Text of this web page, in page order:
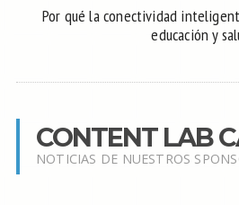
Por qué la conectividad
educación y
CONTENT LAB
NOTICIAS DE NUESTROS